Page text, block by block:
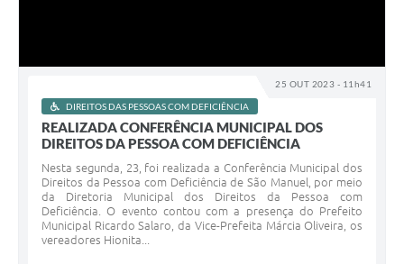
25 OUT 2023 - 11h41
DIREITOS DAS PESSOAS COM DEFICIÊNCIA
REALIZADA CONFERÊNCIA MUNICIPAL DOS
DIREITOS DA PESSOA COM DEFICIÊNCIA
Nesta segunda, 23, foi realizada a Conferência Municipal dos
Direitos da Pessoa com Deficiência de São Manuel, por meio
da Diretoria Municipal dos Direitos da Pessoa com
Deficiência. O evento contou com a presença do Prefeito
Municipal Ricardo Salaro, da Vice-Prefeita Márcia Oliveira, os
vereadores Hionita...